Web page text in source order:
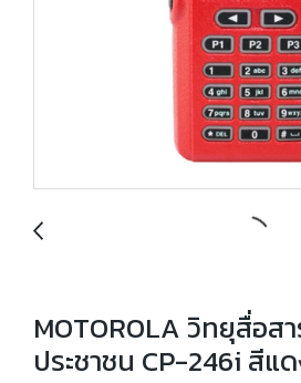
MOTOROLA วิทยุสื่อส
ประชาชน CP-246i สีแ